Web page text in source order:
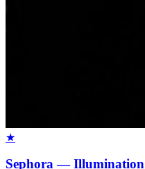
★
Sephora — Illumination